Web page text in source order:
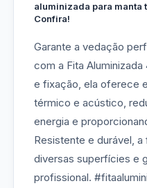
aluminizada para manta
Confira!
Garante a vedação
com a Fita
e fixação, ela oferece
térmico e acústico,
energia e
Resistente e durável,
diversas superfícies e
profissional.